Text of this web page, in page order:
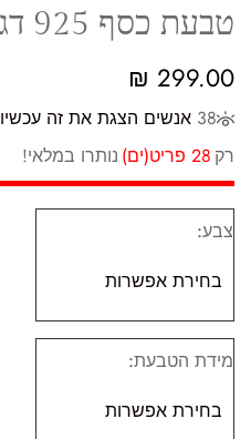
טבעת כסף 925 דגם גלים משולב
299.00
₪
38 אנשים הצגת את זה עכשיו
רק 28 פריט(ים) נותרו במלאי!
צבע
מידת הטבעת